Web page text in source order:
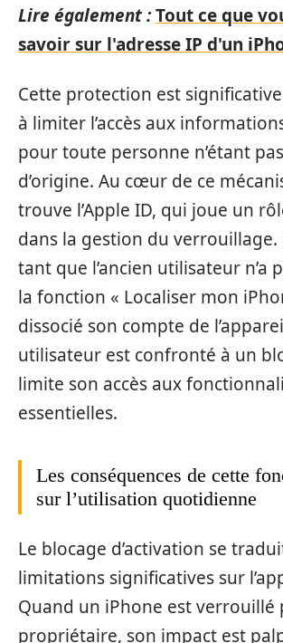
Lire également :Tout ce que
savoir sur l'adresse IP d'un
Cette protection est
à limiter l’accès aux
pour toute personne n’étant
d’origine. Au cœur de ce
trouve l’Apple ID, qui joue un
dans la gestion du verrouillage.
tant que l’ancien utilisateur n’a
la fonction « Localiser mon
dissocié son compte de
utilisateur est confronté à un
limite son accès aux
essentielles.
Les conséquences de cette
sur l’utilisation quotidienne
Le blocage d’activation se
limitations significatives sur
Quand un iPhone est verrouillé
propriétaire, son impact est